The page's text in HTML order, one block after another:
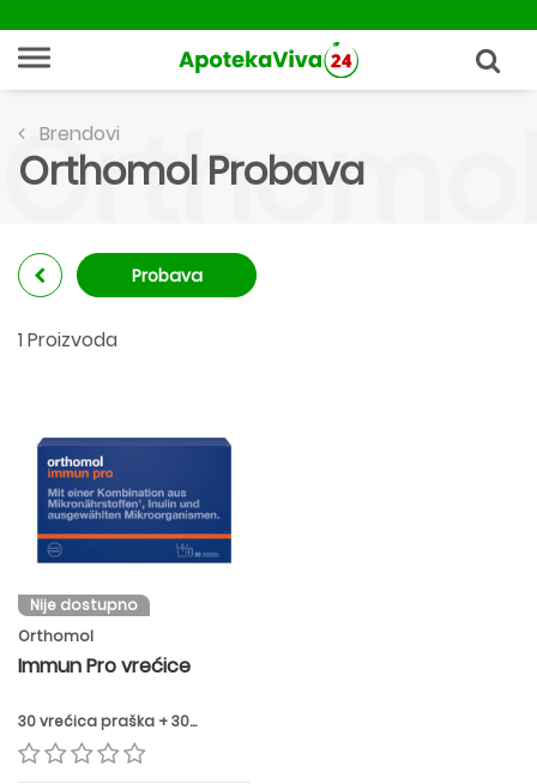
Brendovi
Orthomol Probava
Probava
1 Proizvoda
Nije dostupno
Orthomol
Immun Pro vrećice
30 vrećica praška + 30
kapsula